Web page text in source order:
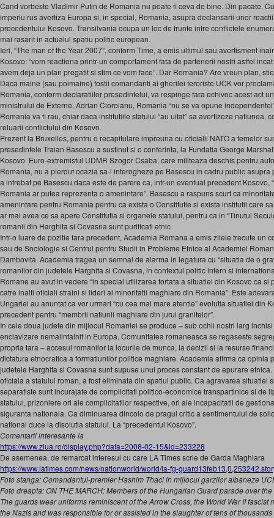
Cand vorbeste Vladimir Putin de Romania nu poate fi ceva de bine. Din pacate.
imperiu rus avertiza Europa si, in special, Romania, asupra declansarii unor
precedentului Kosovo. Transilvania ocupa un loc de frunte intre conflictele
mai rasarit in actualul spatiu politic european.
Ieri, “The man of the Year 2007”, conform Time, a emis ultimul sau avertisment
Kosovo: “vom reactiona printr-un comportament fata de partenerii nostri astfel
avem deja un plan pregatit si stim ce vom face”. Dar Romania? Are vreun plan,
Daca maine (sau poimaine) fostii comandanti ai gherilei teroriste UCK vor
Romania, conform declaratiilor presedintelui, va respinge fara echivoc acest act
ministrului de Externe, Adrian Cioroianu, Romania “nu se va opune
Romania va fi rau, chiar daca institutiile statului “au uitat” sa avertizeze natiunea,
reluarii conflictului din Kosovo.
Prezent la Bruxelles, pentru o recapitulare impreuna cu oficialii NATO a temelor
presedintele Traian Basescu a sustinut si o conferinta, la Fundatia George
Kosovo. Euro-extremistul UDMR Szogor Csaba, care militeaza deschis pentru
Romania, nu a pierdut ocazia sa-l interogheze pe Basescu in cadru public asupra
a intrebat pe Basescu daca este de parere ca, intr-un eventual precedent Kosovo,
Romania ar putea reprezenta o amenintare”. Basescu a raspuns scurt ca
amenintare pentru Romania pentru ca exista o Constitutie si exista institutii care
ar mai avea ce sa apere Constitutia si organele statului, pentru ca in “Tinutul
romanii din Harghita si Covasna sunt purificati etnic
Intr-o luare de pozitie fara precedent, Academia Romana a emis zilele trecute un
sau de Sociologie si Centrul pentru Studii in Probleme Etnice al Academiei
Dambovita. Academia tragea un semnal de alarma in legatura cu “situatia de o
romanilor din judetele Harghita si Covasna, in contextul politic intern si
Romane au avut in vedere “in special utilizarea fortata a situatiei din Kosovo ca
catre inalti oficiali straini si lideri ai minoritatii maghiare din Romania”. Este
Ungariei au anuntat ca vor urmari “cu cea mai mare atentie” evolutia situatiei din
precedent pentru “membrii natiunii maghiare din jurul granitelor”.
In cele doua judete din mijlocul Romaniei se produce – sub ochii nostri larg
enclavizare nemaiintalnit in Europa. Comunitatea romaneasca se regaseste
propria tara – accesul romanilor la locurile de munca, la decizii si la resurse
dictatura etnocratica a formatiunilor politice maghiare. Academia afirma ca opinia
judetele Harghita si Covasna sunt supuse unui proces constant de epurare
oficiala a statului roman, a fost eliminata din spatiul public. Ca agravarea situatiei
separatiste sunt incurajate de complicitati politico-economice transpartinice si de
statului, prizoniere ori ale complicitatilor respective, ori ale incapacitatii de
siguranta nationala. Ca diminuarea dincolo de pragul critic a sentimentului de
national duce la disolutia statului. La “precedentul Kosovo”.
Comentarii interesante la
https://www.ziua.ro/display.php?data=2008-02-15&id=233228
De asemenea, de remarcat interesul cu care LA Times scrie de Garda Maghiara
https://www.latimes.com/news/nationworld/world/la-fg-
Foto stanga: Comandantul-premier Hashim Thaci in mijlocul garzilor albaneze
Foto dreapta: ON THE MARCH: Members of the Hungarian Guard parade over
The guards wear uniforms reminiscent of the Arrow Cross, the World War II
the Nazis and was responsible for or assisted in the slaughter of tens of